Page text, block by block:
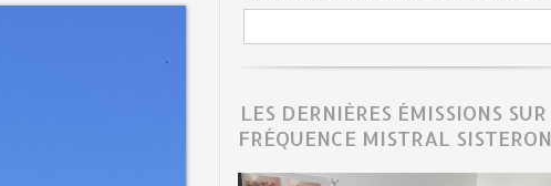
LES DERNIÈRES ÉMISSIONS SUR
FRÉQUENCE MISTRAL SISTERON